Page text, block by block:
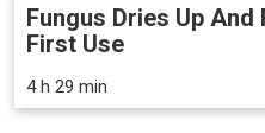
Fungus Dries Up
First Use
4 h 29 min